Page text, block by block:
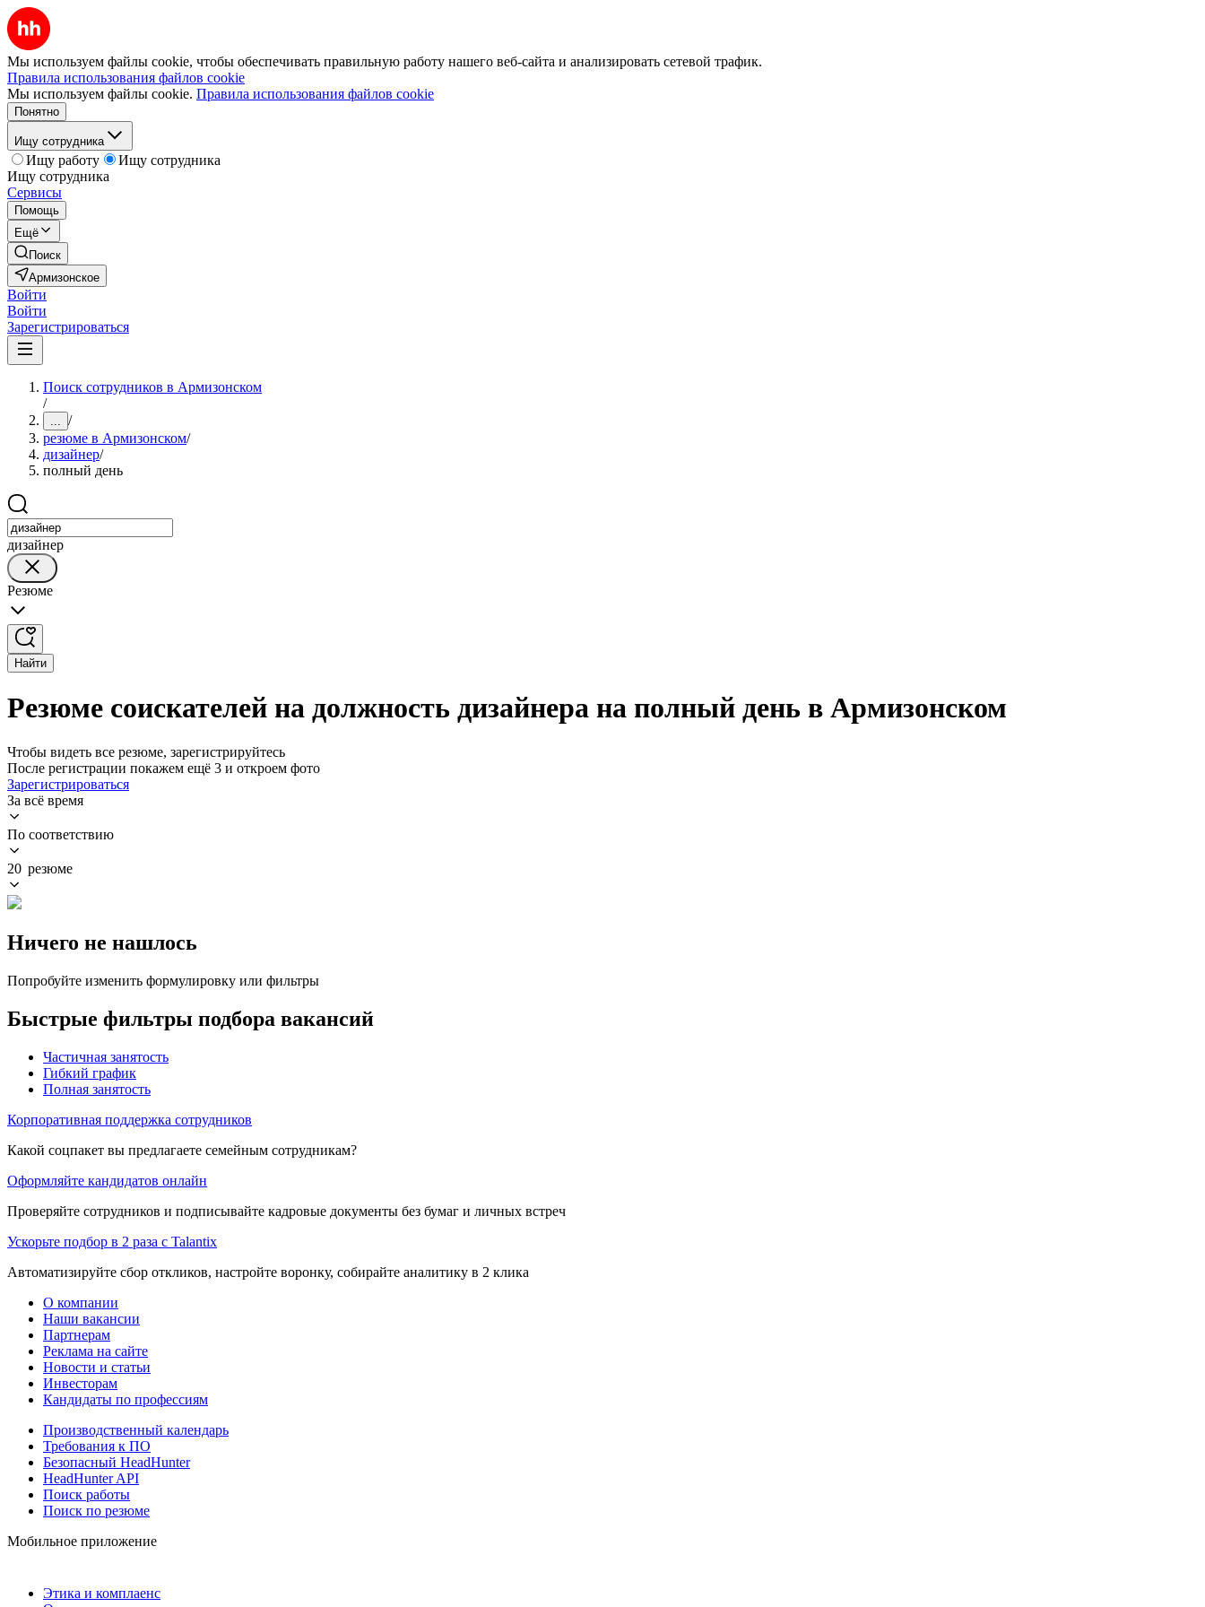
Мы используем файлы cookie, чтобы обеспечивать правильную работу нашего веб-сайта и анализировать сетевой трафик.
Правила использования файлов cookie
Мы используем файлы cookie. Правила использования файлов cookie
Понятно
Ищу сотрудника
Ищу работу
Ищу сотрудника
Ищу сотрудника
Сервисы
Помощь
Ещё
Поиск
Армизонское
Войти
Войти
Зарегистрироваться
Поиск сотрудников в Армизонском
/
... /
резюме в Армизонском/
дизайнер/
полный день
дизайнер
Резюме
Найти
Резюме соискателей на должность дизайнера на полный день в Армизонском
Чтобы видеть все резюме, зарегистрируйтесь
После регистрации покажем ещё 3 и откроем фото
Зарегистрироваться
За всё время
По соответствию
20 резюме
Ничего не нашлось
Попробуйте изменить формулировку или фильтры
Быстрые фильтры подбора вакансий
Частичная занятость
Гибкий график
Полная занятость
Корпоративная поддержка сотрудников
Какой соцпакет вы предлагаете семейным сотрудникам?
Оформляйте кандидатов онлайн
Проверяйте сотрудников и подписывайте кадровые документы без бумаг и личных встреч
Ускорьте подбор в 2 раза с Talantix
Автоматизируйте сбор откликов, настройте воронку, собирайте аналитику в 2 клика
О компании
Наши вакансии
Партнерам
Реклама на сайте
Новости и статьи
Инвесторам
Кандидаты по профессиям
Производственный календарь
Требования к ПО
Безопасный HeadHunter
HeadHunter API
Поиск работы
Поиск по резюме
Мобильное приложение
Этика и комплаенс